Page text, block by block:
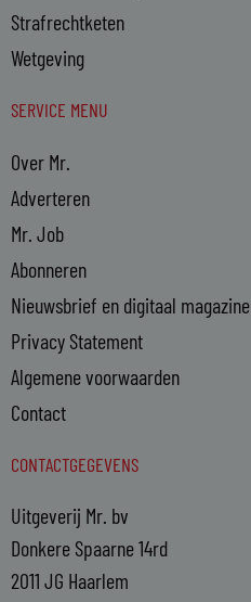
Strafrechtketen
Wetgeving
SERVICE MENU
Over Mr.
Adverteren
Mr. Job
Abonneren
Nieuwsbrief en digitaal magazine
Privacy Statement
Algemene voorwaarden
Contact
CONTACTGEGEVENS
Uitgeverij Mr. bv
Donkere Spaarne 14rd
2011 JG Haarlem